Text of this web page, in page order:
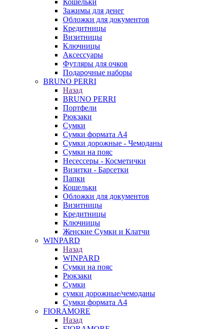
Кошельки
Зажимы для денег
Обложки для документов
Кредитницы
Визитницы
Ключницы
Аксессуары
Футляры для очков
Подарочные наборы
BRUNO PERRI
Назад
BRUNO PERRI
Портфели
Рюкзаки
Сумки
Сумки формата А4
Сумки дорожные - Чемоданы
Сумки на пояс
Несессеры - Косметички
Визитки - Барсетки
Папки
Кошельки
Обложки для документов
Визитницы
Кредитницы
Ключницы
Женские Сумки и Клатчи
WINPARD
Назад
WINPARD
Сумки на пояс
Рюкзаки
Сумки
сумки дорожные/чемоданы
Сумки формата А4
FIORAMORE
Назад